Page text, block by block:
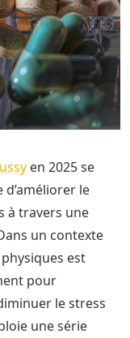
en 2025 se
le
à travers une
un contexte
est
pour
le stress
une série